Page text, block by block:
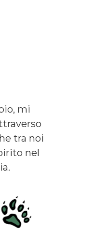
mi
tra noi
nel